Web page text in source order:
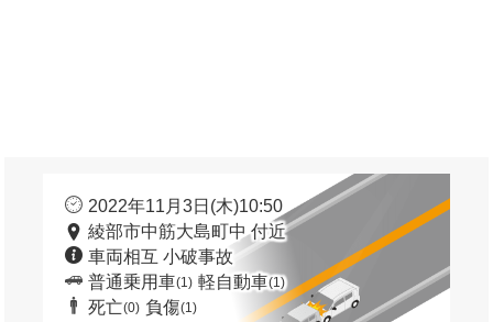
2022年11月3日(木)10:50
綾部市中筋大島町中 付近
車両相互 小破事故
普通乗用車(1) 軽自動車(1)
死亡(0) 負傷(1)